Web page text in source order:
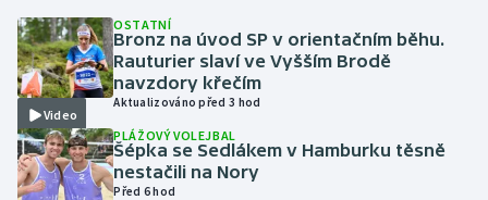
Motorsport
Olympijské hry
Parasport
Plavání
Video
OSTATNÍ
Bronz na úvod SP v orientačním běhu.
Rauturier slaví ve Vyšším Brodě
navzdory křečím
Aktualizováno před 3 hod
PLÁŽOVÝ VOLEJBAL
Šépka se Sedlákem v Hamburku těsně
nestačili na Nory
Před 6 hod